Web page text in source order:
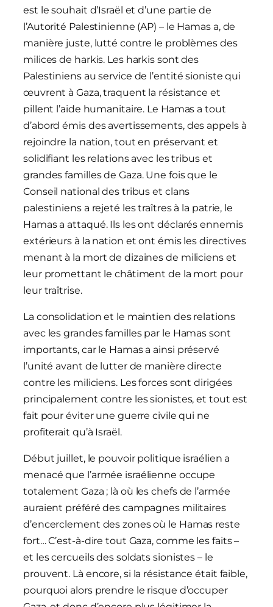
est le souhait d’Israël et d’une partie de
l’Autorité Palestinienne (AP) – le Hamas a, de
manière juste, lutté contre le problèmes des
milices de harkis. Les harkis sont des
Palestiniens au service de l’entité sioniste qui
œuvrent à Gaza, traquent la résistance et
pillent l’aide humanitaire. Le Hamas a tout
d’abord émis des avertissements, des appels à
rejoindre la nation, tout en préservant et
solidifiant les relations avec les tribus et
grandes familles de Gaza. Une fois que le
Conseil national des tribus et clans
palestiniens a rejeté les traîtres à la patrie, le
Hamas a attaqué. Ils les ont déclarés ennemis
extérieurs à la nation et ont émis les directives
menant à la mort de dizaines de miliciens et
leur promettant le châtiment de la mort pour
leur traîtrise.
La consolidation et le maintien des relations
avec les grandes familles par le Hamas sont
importants, car le Hamas a ainsi préservé
l’unité avant de lutter de manière directe
contre les miliciens. Les forces sont dirigées
principalement contre les sionistes, et tout est
fait pour éviter une guerre civile qui ne
profiterait qu’à Israël.
Début juillet, le pouvoir politique israélien a
menacé que l’armée israélienne occupe
totalement Gaza ; là où les chefs de l’armée
auraient préféré des campagnes militaires
d’encerclement des zones où le Hamas reste
fort… C’est-à-dire tout Gaza, comme les faits –
et les cercueils des soldats sionistes – le
prouvent. Là encore, si la résistance était faible,
pourquoi alors prendre le risque d’occuper